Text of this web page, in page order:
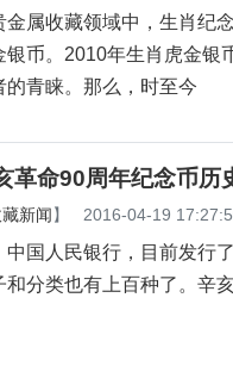
金属收藏领域中，生肖纪
银币。2010年生肖虎金银
的青睐。那么，时至今
革命90周年纪念币历
新闻】 2016-04-19
人民银行，目前发行了
和分类也有上百种了。辛